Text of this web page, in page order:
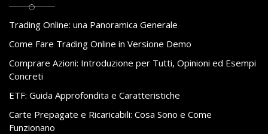
Trading Online: una Panoramica Generale
Come Fare Trading Online in Versione Demo
Comprare Azioni: Introduzione per Tutti, Opinioni ed Esempi
Concreti
ETF: Guida Approfondita e Caratteristiche
Carte Prepagate e Ricaricabili: Cosa Sono e Come
Funzionano